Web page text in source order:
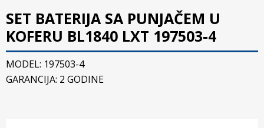
SET BATERIJA SA PUNJAČEM U
KOFERU BL1840 LXT 197503-4
MODEL: 197503-4
GARANCIJA: 2 GODINE